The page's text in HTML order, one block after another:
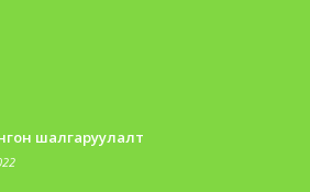
шалгаруулалт